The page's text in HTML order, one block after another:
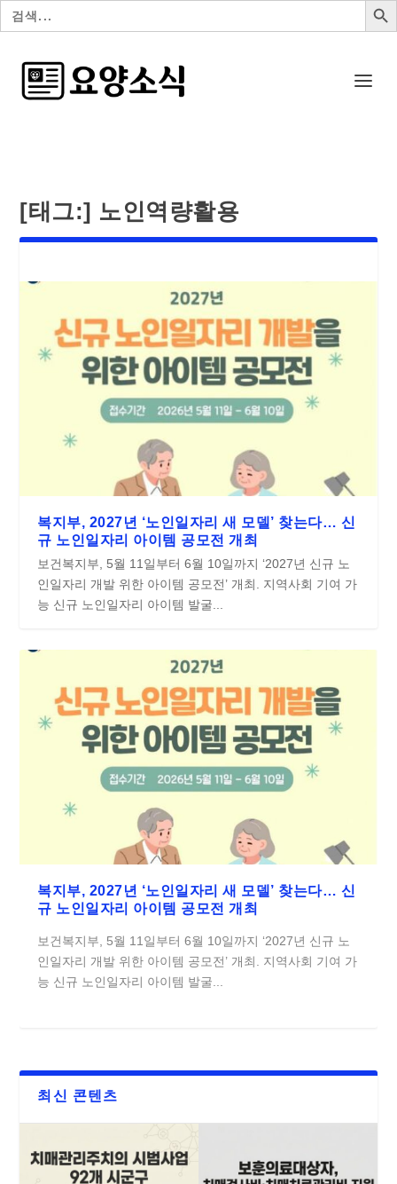
검
색:
[태그:] 노인역량활용
복지부, 2027년 ‘노인일자리 새 모델’ 찾는다… 신
규 노인일자리 아이템 공모전 개최
보건복지부, 5월 11일부터 6월 10일까지 ‘2027년 신규 노
인일자리 개발 위한 아이템 공모전’ 개최. 지역사회 기여 가
능 신규 노인일자리 아이템 발굴...
복지부, 2027년 ‘노인일자리 새 모델’ 찾는다… 신
규 노인일자리 아이템 공모전 개최
보건복지부, 5월 11일부터 6월 10일까지 ‘2027년 신규 노
인일자리 개발 위한 아이템 공모전’ 개최. 지역사회 기여 가
능 신규 노인일자리 아이템 발굴...
최신 콘텐츠